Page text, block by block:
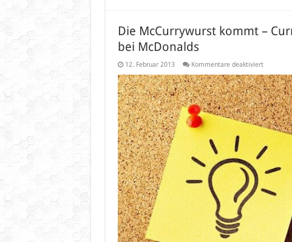
Die McCurrywurst kommt –
bei McDonalds
12. Februar 2013 Kommentare deaktiviertfür
kommt
–
Aktion
ab
14.
Februar
2013
bei
McDonalds